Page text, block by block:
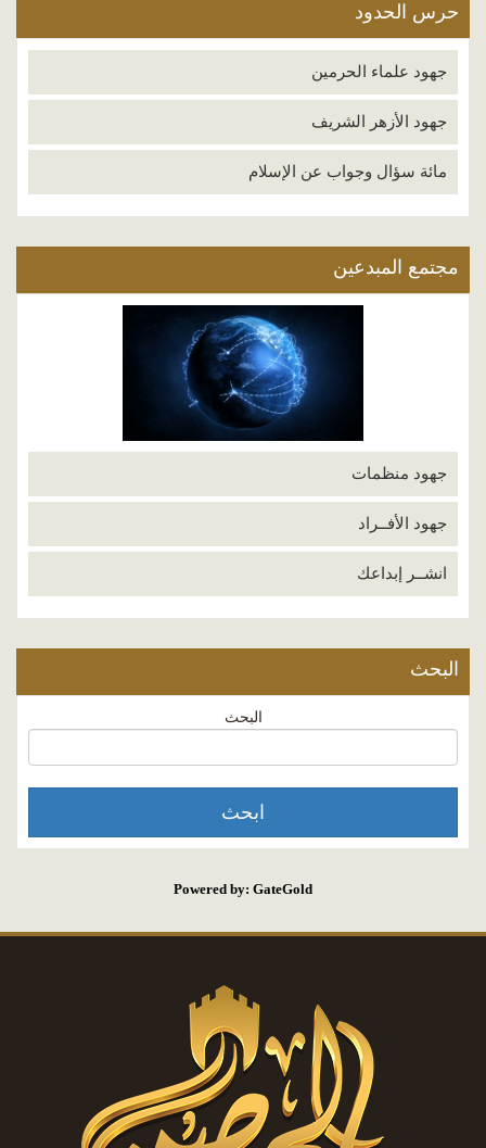
حرس الحدود
جهود علماء الحرمين
جهود الأزهر الشريف
مائة سؤال وجواب عن الإسلام
مجتمع المبدعين
جهود منظمات
جهود الأفــراد
انشــر إبداعك
البحث
البحث
Powered by: GateGold